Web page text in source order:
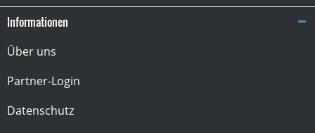
Informationen
Über uns
Partner-Login
Datenschutz